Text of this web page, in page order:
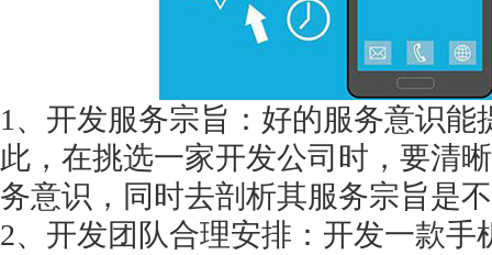
1、开发服务宗旨：好的服务意识
此，在挑选一家开发公司时，要清
务意识，同时去剖析其服务宗旨是
2、开发团队合理安排：开发一款手
获得产品报价方案